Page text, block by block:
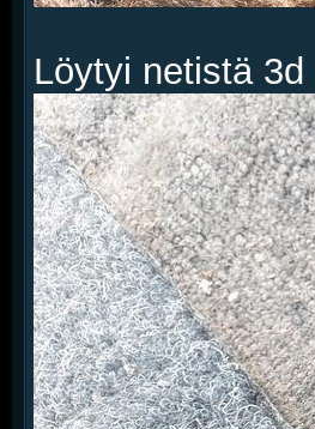
Löytyi netistä